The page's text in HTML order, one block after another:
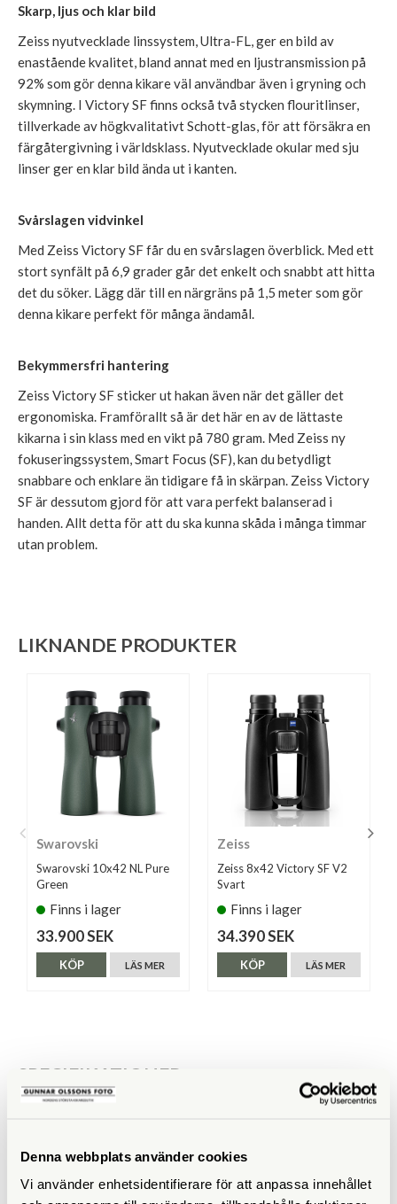
Denna webbplats använder cookies
Vi använder enhetsidentifierare för att anpassa innehållet
Skarp, ljus och klar bild
Zeiss nyutvecklade linssystem, Ultra-FL, ger en bild av
enastående kvalitet, bland annat med en ljustransmission på
92% som gör denna kikare väl användbar även i gryning och
skymning. I Victory SF finns också två stycken flouritlinser,
tillverkade av högkvalitativt Schott-glas, för att försäkra en
färgåtergivning i världsklass. Nyutvecklade okular med sju
linser ger en klar bild ända ut i kanten.
Svårslagen vidvinkel
Med Zeiss Victory SF får du en svårslagen överblick. Med ett
stort synfält på 6,9 grader går det enkelt och snabbt att hitta
det du söker. Lägg där till en närgräns på 1,5 meter som gör
denna kikare perfekt för många ändamål.
Bekymmersfri hantering
Zeiss Victory SF sticker ut hakan även när det gäller det
ergonomiska. Framförallt så är det här en av de lättaste
kikarna i sin klass med en vikt på 780 gram. Med Zeiss ny
fokuseringssystem, Smart Focus (SF), kan du betydligt
snabbare och enklare än tidigare få in skärpan. Zeiss Victory
SF är dessutom gjord för att vara perfekt balanserad i
handen. Allt detta för att du ska kunna skåda i många timmar
utan problem.
LIKNANDE PRODUKTER
Swarovski
Swarovski 10x42 NL Pure
Green
Finns i lager
33.900 SEK
LÄS MER
KÖP
Zeiss
Zeiss 8x42 Victory SF V2
Svart
Finns i lager
34.390 SEK
LÄS MER
KÖP
SPECIFIKATIONER
Frontlinsdiameter (mm) 42
Utträdespupill (mm) 4,2